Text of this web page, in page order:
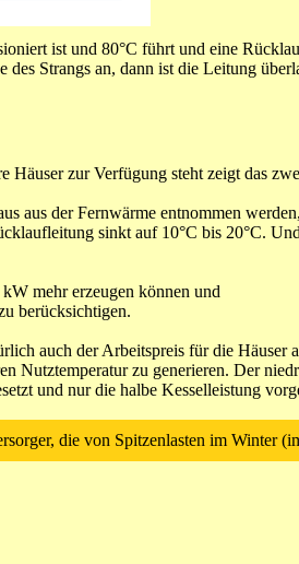
ist und 80°C führt und eine
Strangs an, dann ist die Leitung
zur Verfügung steht zeigt das
aus der Fernwärme entnommen
sinkt auf 10°C bis 20°C.
mehr erzeugen können und
berücksichtigen.
auch der Arbeitspreis für die
zu generieren. Der
und nur die halbe Kesselleistung
die von Spitzenlasten im Winter